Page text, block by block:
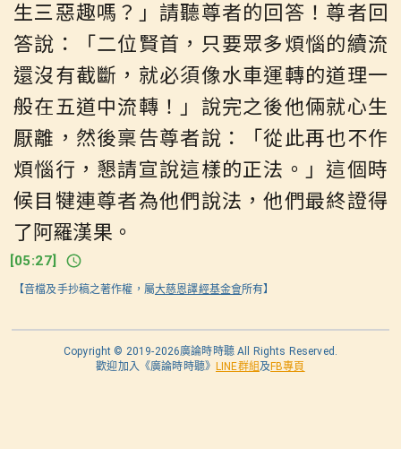
生三惡趣嗎？」請聽尊者的回答！尊者回
答說：「二位賢首，只要眾多煩惱的續流
還沒有截斷，就必須像水車運轉的道理一
般在五道中流轉！」說完之後他倆就心生
厭離，然後稟告尊者說：「從此再也不作
煩惱行，懇請宣說這樣的正法。」這個時
候目犍連尊者為他們說法，他們最終證得
了阿羅漢果。
[05:27]
【音檔及手抄稿之著作權，屬大慈恩譯經基金會所有】
Copyright © 2019-2026廣論時時聽 All Rights Reserved.
歡迎加入《廣論時時聽》 LINE群組及 FB專頁